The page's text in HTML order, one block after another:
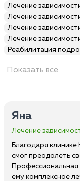
Лечение
Лечение
Лечение
Лечение
Реабилитация
Показать все
Яна
Лечение
Благодаря
смог преодолеть
ему комплексное